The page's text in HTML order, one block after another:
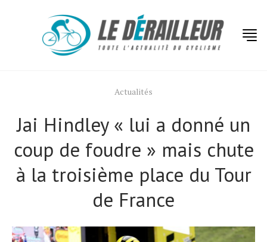
Actualités
Jai Hindley « lui a donné un
coup de foudre » mais chute
à la troisième place du Tour
de France